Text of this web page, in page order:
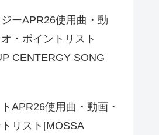
ーAPR26使用曲・動
・ポイントリスト
CENTERGY SONG
APR26使用曲・動画・
リスト[MOSSA